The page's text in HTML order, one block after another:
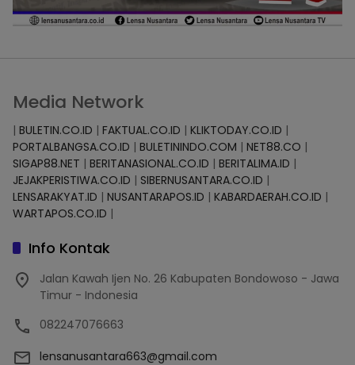
Media Network
| BULETIN.CO.ID | FAKTUAL.CO.ID | KLIKTODAY.CO.ID |
PORTALBANGSA.CO.ID | BULETININDO.COM | NET88.CO |
SIGAP88.NET | BERITANASIONAL.CO.ID | BERITALIMA.ID |
JEJAKPERISTIWA.CO.ID | SIBERNUSANTARA.CO.ID |
LENSARAKYAT.ID | NUSANTARAPOS.ID | KABARDAERAH.CO.ID |
WARTAPOS.CO.ID |
Info Kontak
Jalan Kawah Ijen No. 26 Kabupaten Bondowoso - Jawa
Timur - Indonesia
082247076663
lensanusantara663@gmail.com